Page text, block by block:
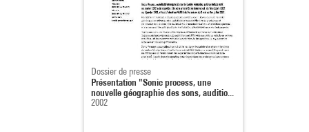
Dossier de presse
Présentation "Sonic process, une
nouvelle géographie des sons, auditio...
2002